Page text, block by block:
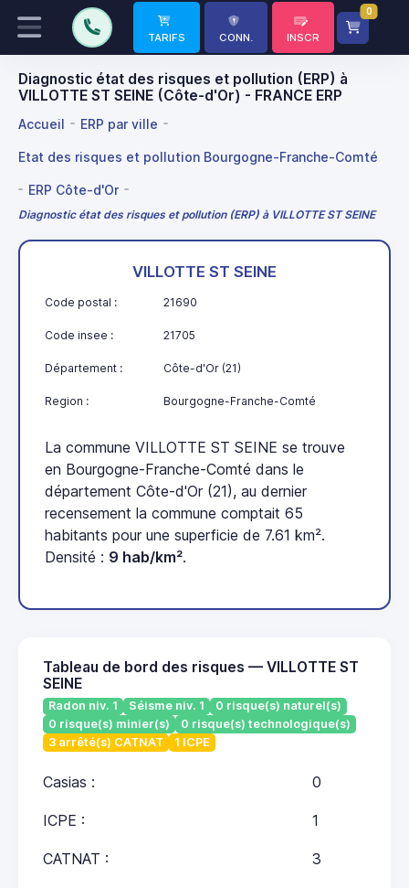
TARIFS CONN. INSCR
0
Diagnostic état des risques et pollution (ERP) à
VILLOTTE ST SEINE (Côte-d'Or) - FRANCE ERP
Accueil ERP par ville
Etat des risques et pollution Bourgogne-Franche-Comté
ERP Côte-d'Or
Diagnostic état des risques et pollution (ERP) à VILLOTTE ST SEINE
VILLOTTE ST SEINE
Code postal : 21690
Code insee : 21705
Département : Côte-d'Or (21)
Region : Bourgogne-Franche-Comté
La commune VILLOTTE ST SEINE se trouve
en Bourgogne-Franche-Comté dans le
département Côte-d'Or (21), au dernier
recensement la commune comptait 65
habitants pour une superficie de 7.61 km².
Densité : 9 hab/km².
Tableau de bord des risques — VILLOTTE ST
SEINE
Radon niv. 1 Séisme niv. 1
0 risque(s) naturel(s)
0 risque(s) minier(s)
0 risque(s) technologique(s)
3 arrêté(s) CATNAT
1 ICPE
Casias : 0
ICPE : 1
CATNAT : 3